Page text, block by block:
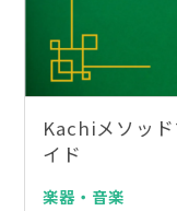
Kachiメソッ
イド
楽器・音楽